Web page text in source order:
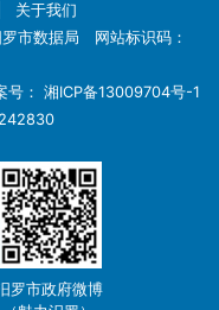
关于我们
市数据局 网站标识码：
号： 湘ICP备13009704号-1
罗市政府微博